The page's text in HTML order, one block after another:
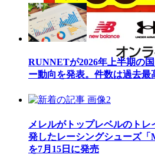
RUNNETが2026年上半期の
ー動向を発表。件数は過去最
メレルがトップレベルのト
発したレーシングシューズ「
を7月15日に発売